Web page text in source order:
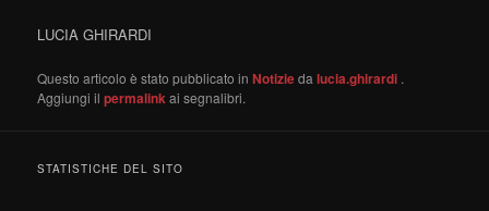
LUCIA GHIRARDI
Questo articolo è stato pubblicato inNotiziedalucia.ghirardi .
Aggiungi ilpermalinkai segnalibri.
STATISTICHE DEL SITO